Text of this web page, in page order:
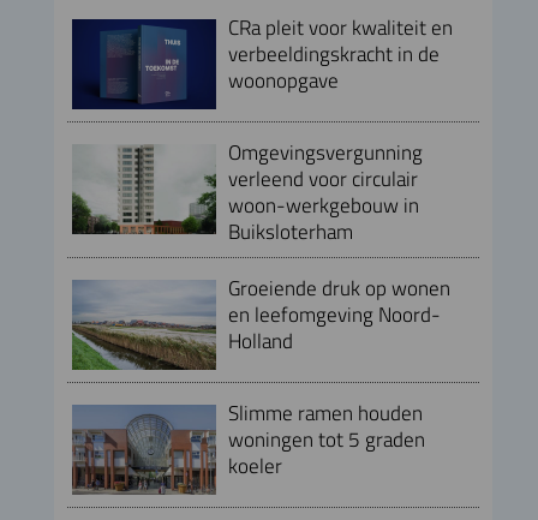
CRa pleit voor kwaliteit en
verbeeldingskracht in de
woonopgave
Omgevingsvergunning
verleend voor circulair
woon-werkgebouw in
Buiksloterham
Groeiende druk op wonen
en leefomgeving Noord-
Holland
Slimme ramen houden
woningen tot 5 graden
koeler